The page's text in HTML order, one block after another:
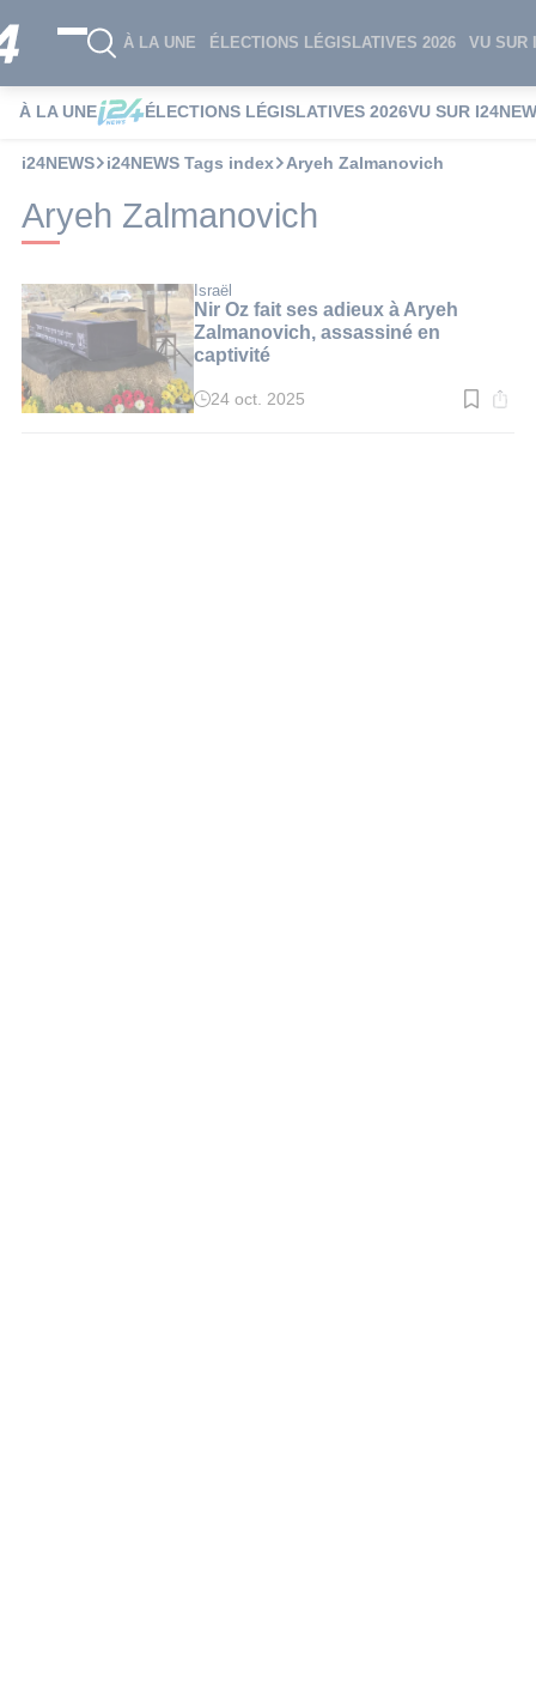
À LA UNE ÉLECTIONS LÉGISLATIVES 2026 VU SUR
À LA UNE ÉLECTIONS LÉGISLATIVES 2026VU SUR
i24NEWS i24NEWS Tags index Aryeh Zalmanovich
Aryeh Zalmanovich
Israël
Nir Oz fait ses adieux à Aryeh
Zalmanovich, assassiné en
captivité
Temps
24 oct. 2025